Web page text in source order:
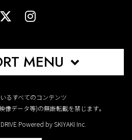
MENU
るすべてのコンテンツ
映像データ等)の無断転載を禁じます。
Powered bySKIYAKI Inc.